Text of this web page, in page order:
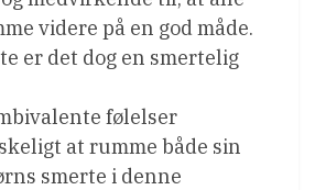
videre på en god måde.
er det dog en smertelig
følelser
at rumme både sin
smerte i denne